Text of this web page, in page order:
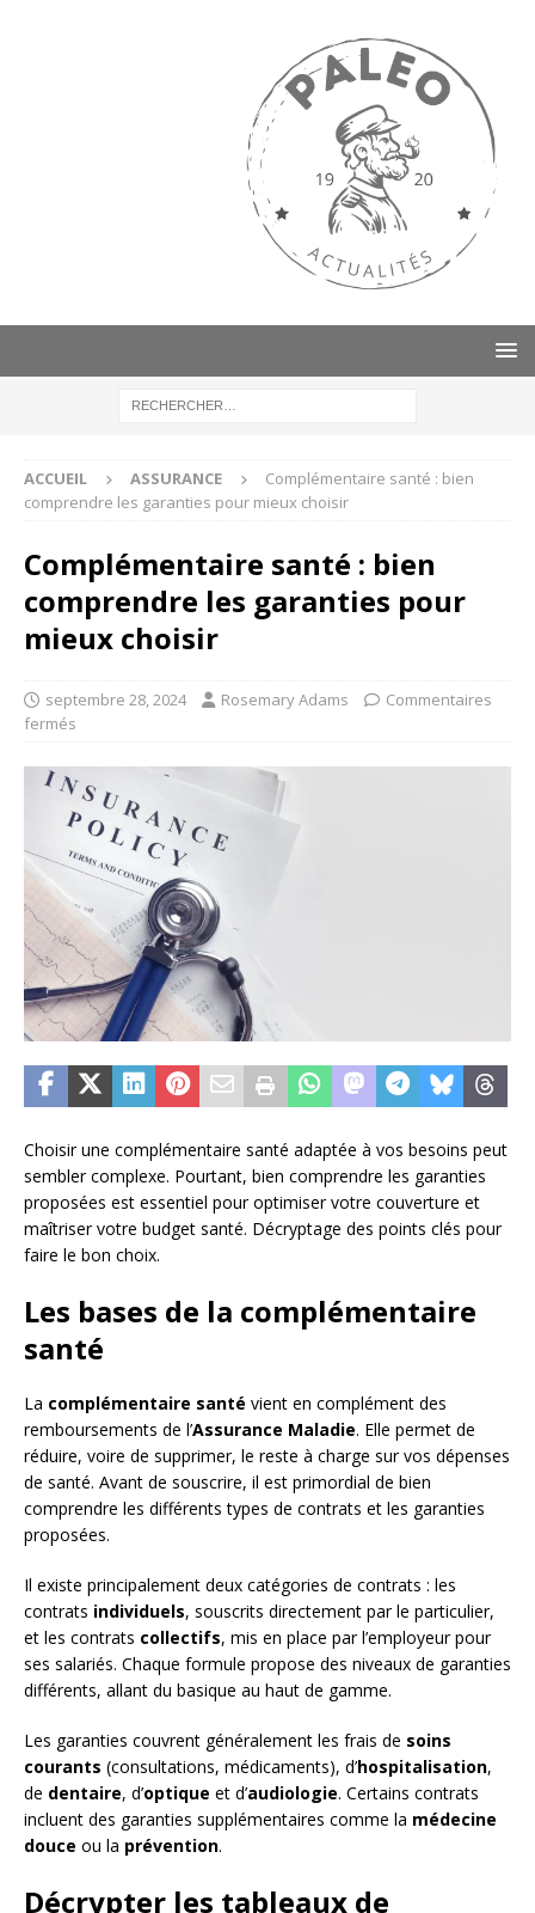
ACCUEIL ASSURANCE
Complémentaire santé : bien
comprendre les garanties pour mieux choisir
Complémentaire santé : bien
comprendre les garanties pour
mieux choisir
septembre 28, 2024 Rosemary Adams
Commentaires
fermés
Choisir une complémentaire santé adaptée à vos besoins peut
sembler complexe. Pourtant, bien comprendre les garanties
proposées est essentiel pour optimiser votre couverture et
maîtriser votre budget santé. Décryptage des points clés pour
faire le bon choix.
Les bases de la complémentaire
santé
La complémentaire santé vient en complément des
remboursements de l’Assurance Maladie. Elle permet de
réduire, voire de supprimer, le reste à charge sur vos dépenses
de santé. Avant de souscrire, il est primordial de bien
comprendre les différents types de contrats et les garanties
proposées.
Il existe principalement deux catégories de contrats : les
contrats individuels, souscrits directement par le particulier,
et les contrats collectifs, mis en place par l’employeur pour
ses salariés. Chaque formule propose des niveaux de garanties
différents, allant du basique au haut de gamme.
Les garanties couvrent généralement les frais de soins
courants (consultations, médicaments), d’hospitalisation,
de dentaire, d’optique et d’audiologie. Certains contrats
incluent des garanties supplémentaires comme la médecine
douce ou la prévention.
Décrypter les tableaux de